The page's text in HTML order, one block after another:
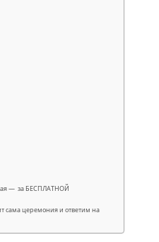
— за БЕСПЛАТНОЙ
сама церемония и ответим на